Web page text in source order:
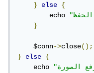
}
else
{
        echo
}
    $conn
->close();
}
else
{
    echo